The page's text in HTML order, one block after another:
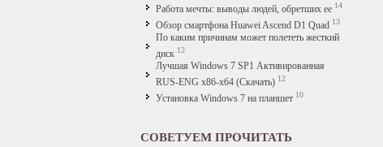
Работа мечты: выводы людей, обретших ее 14
Обзор смартфона Huawei Ascend D1 Quad 13
По каким причинам может полететь жесткий
диск 12
Лучшая Windows 7 SP1 Активированная
RUS-ENG x86-x64 (Скачать) 12
Установка Windows 7 на планшет 10
СОВЕТУЕМ ПРОЧИТАТЬ